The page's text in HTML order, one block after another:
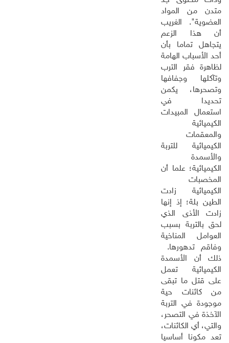
متدن من المواد
العضوية". الغريب
أن هذا الزعم
يتجاهل تماما بأن
أحد الأسباب الهامة
لظاهرة فقر الترب
وتآكلها وجفافها
وتصحرها، يكمن
تحديدا في
استعمال المبيدات
الكيميائية
والمعقمات
الكيميائية للتربة
والأسمدة
الكيميائية؛ علما أن
المخصبات
الكيميائية زادت
الطين بلة؛ إذ إنها
زادت الأذى الذي
لحق بالتربة بسبب
العوامل المناخية
وفاقم تدهورها.
ذلك أن الأسمدة
الكيميائية تعمل
على قتل ما تبقى
من كائنات حية
موجودة في التربة
الآخذة في التصحر،
والتي، أي الكائنات،
تعد مكونا أساسيا